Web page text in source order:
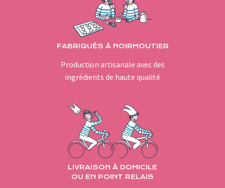
FABRIQUÉS À NOIRMOUTIER
Production artisanale avec des
ingrédients de haute qualité
LIVRAISON À DOMICILE
OU EN POINT RELAIS